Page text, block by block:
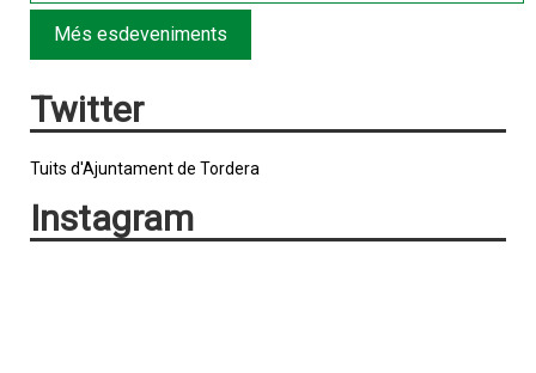
Més esdeveniments
Twitter
Tuits d'Ajuntament de Tordera
Instagram